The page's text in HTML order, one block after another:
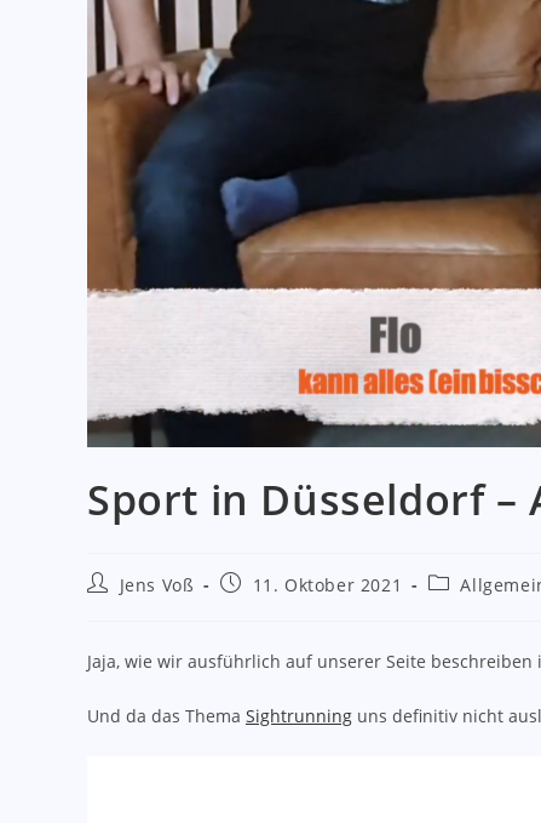
Sport in Düsseldorf –
Beitrags-
Jens Voß
Beitrag11. Oktober 2021
Beitrags-
Jaja, wie wir ausführlich auf unserer Seite
Und da das Thema Sightrunning uns definitiv nicht